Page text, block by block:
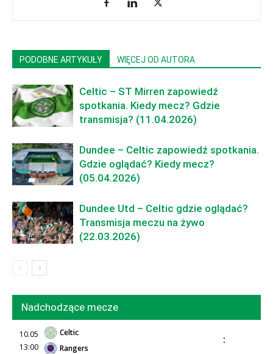
PODOBNE ARTYKUŁY WIĘCEJ OD AUTORA
Celtic – ST Mirren zapowiedź
spotkania. Kiedy mecz? Gdzie
transmisja? (11.04.2026)
Dundee – Celtic zapowiedź spotkania.
Gdzie oglądać? Kiedy mecz?
(05.04.2026)
Dundee Utd – Celtic gdzie oglądać?
Transmisja meczu na żywo
(22.03.2026)
Nadchodzące mecze
10.05
13:00
Celtic
Rangers
: